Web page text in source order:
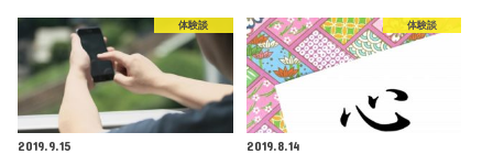
体験談
2019.9.15
体験談
2019.8.14